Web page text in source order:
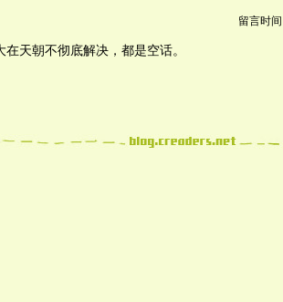
留言时间
在天朝不彻底解决，都是空话。